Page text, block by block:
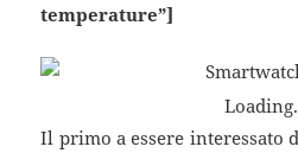
temperature”]
Il primo a essere interessato